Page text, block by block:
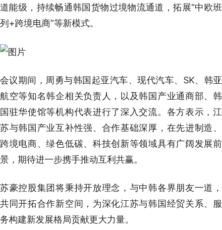
道能级，持续畅通韩国货物过境物流通道，拓展“中欧班
列+跨境电商”等新模式。
会议期间，周勇与韩国起亚汽车、现代汽车、SK、韩亚
航空等知名韩企相关负责人，以及韩国产业通商部、韩
国驻华使馆等机构代表进行了深入交流。各方表示，江
苏与韩国产业互补性强、合作基础深厚，在先进制造、
跨境电商、绿色低碳、科技创新等领域具有广阔发展前
景，期待进一步携手推动互利共赢。
苏豪控股集团将秉持开放理念，与中韩各界朋友一道，
共同开拓合作新空间，为深化江苏与韩国经贸关系、服
务构建新发展格局贡献更大力量。